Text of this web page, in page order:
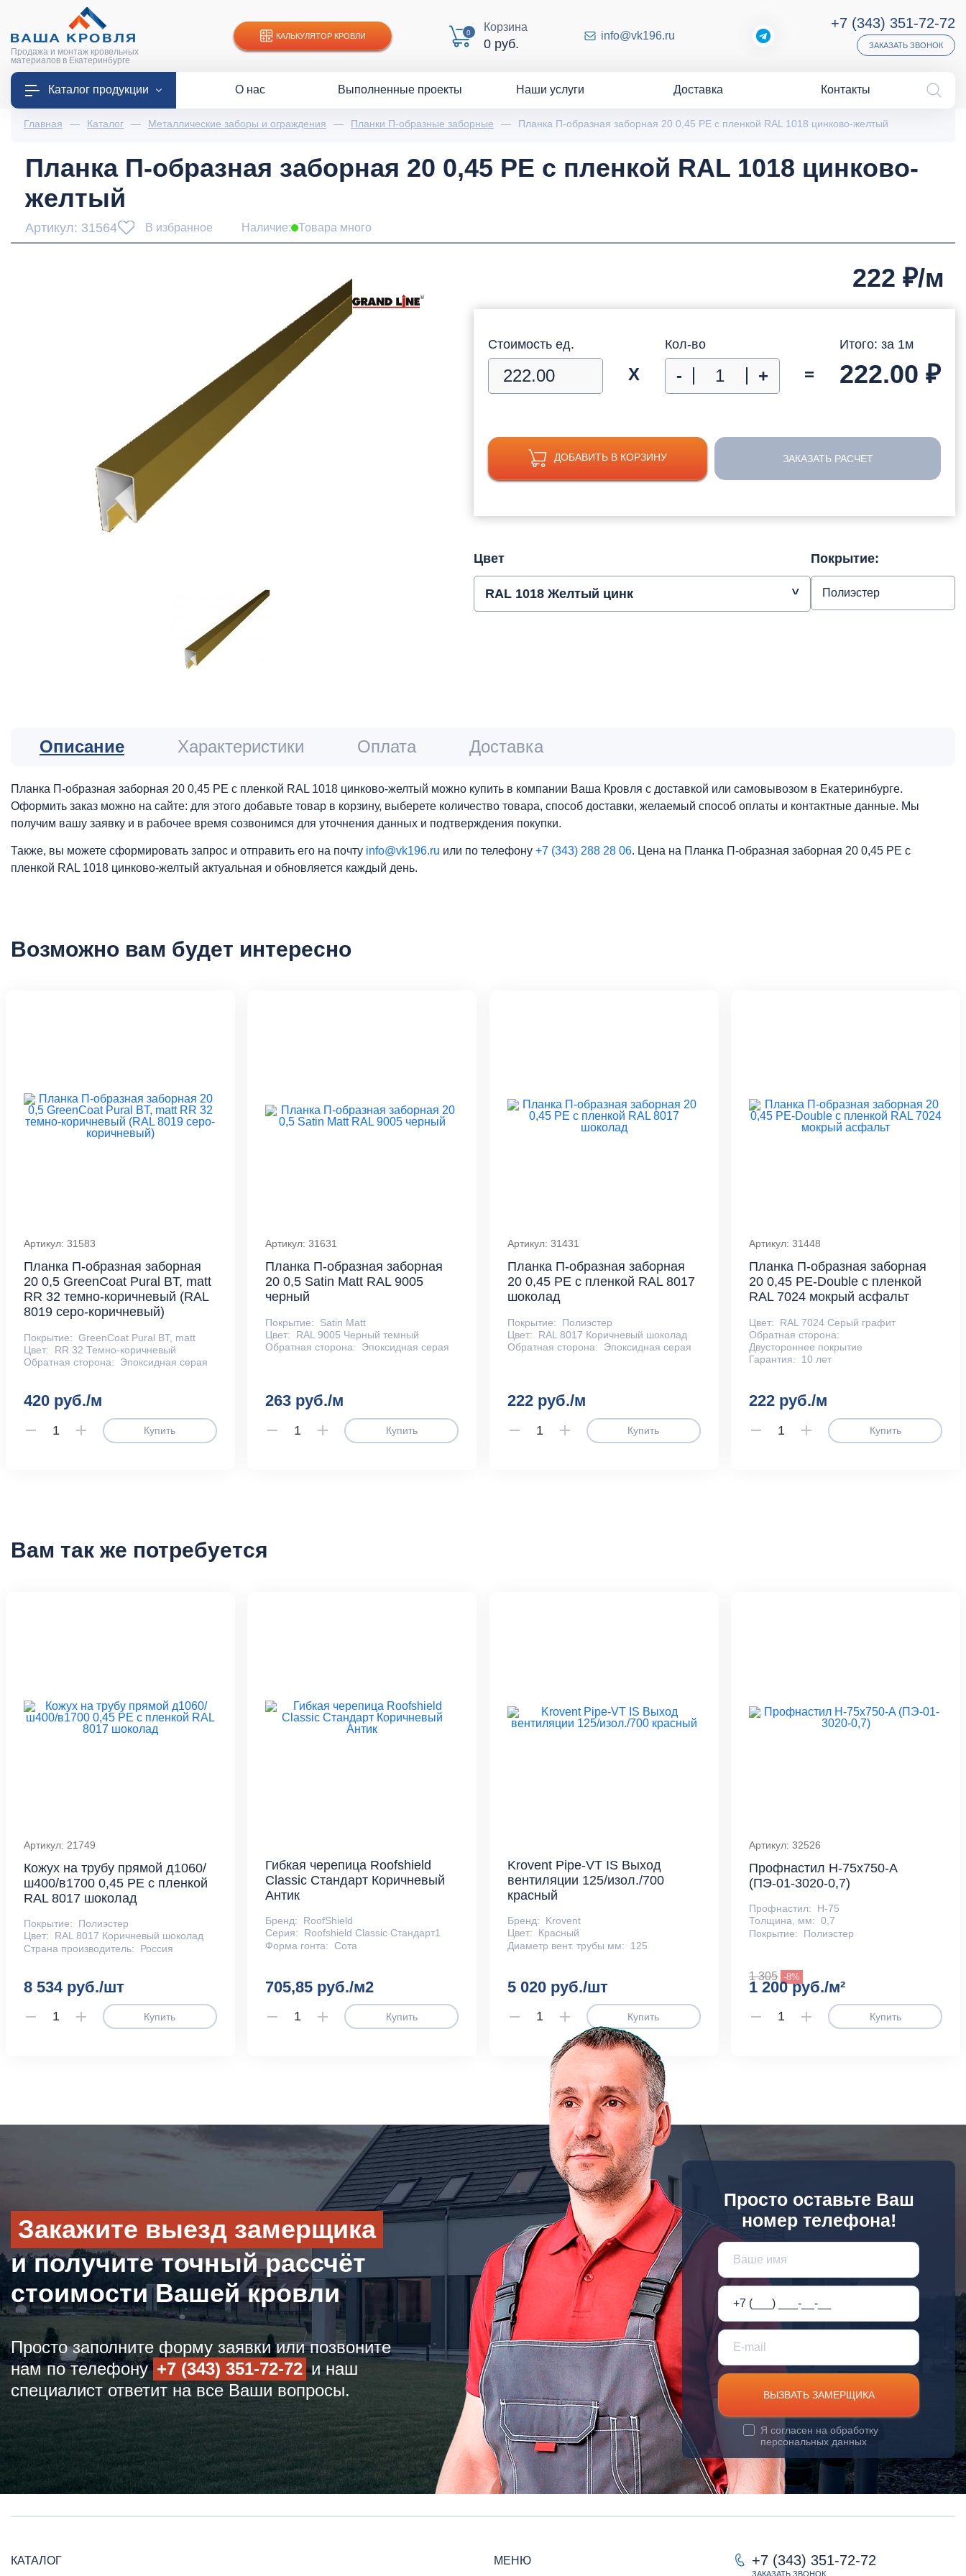
Продажа и монтаж кровельных
материалов в Екатеринбурге
КАЛЬКУЛЯТОР КРОВЛИ 0 Корзина
0 руб.
info@vk196.ru
+7 (343) 351-72-72
ЗАКАЗАТЬ ЗВОНОК
Каталог продукции О нас Выполненные проекты Наши услуги Доставка Контакты
Главная — Каталог — Металлические заборы и ограждения — Планки П-образные заборные — Планка П-образная заборная 20 0,45 PE с пленкой RAL 1018 цинково-желтый
Планка П-образная заборная 20 0,45 PE с пленкой RAL 1018 цинково-
желтый
Артикул: 31564 В избранное Наличие: Товара много
222 ₽/м
Стоимость ед.
Х
Кол-во
- + =
Итого: за 1м
222.00 ₽
ДОБАВИТЬ В КОРЗИНУ ЗАКАЗАТЬ РАСЧЕТ
Цвет
RAL 1018 Желтый цинк
Покрытие:
Полиэстер
Описание Характеристики Оплата Доставка
Планка П-образная заборная 20 0,45 PE с пленкой RAL 1018 цинково-желтый можно купить в компании Ваша Кровля с доставкой или самовывозом в Екатеринбурге.
Оформить заказ можно на сайте: для этого добавьте товар в корзину, выберете количество товара, способ доставки, желаемый способ оплаты и контактные данные. Мы
получим вашу заявку и в рабочее время созвонимся для уточнения данных и подтверждения покупки.
Также, вы можете сформировать запрос и отправить его на почту info@vk196.ru или по телефону +7 (343) 288 28 06. Цена на Планка П-образная заборная 20 0,45 PE с
пленкой RAL 1018 цинково-желтый актуальная и обновляется каждый день.
Возможно вам будет интересно
Артикул: 31583
Планка П-образная заборная
20 0,5 GreenCoat Pural BT, matt
RR 32 темно-коричневый (RAL
8019 серо-коричневый)
Покрытие: GreenCoat Pural BT, matt
Цвет:
RR 32 Темно-коричневый
Обратная сторона:
Эпоксидная серая
420 руб./м
Купить
Артикул: 31631
Планка П-образная заборная
20 0,5 Satin Мatt RAL 9005
черный
Покрытие:
Satin Matt
Цвет:
RAL 9005 Черный темный
Обратная сторона:
Эпоксидная серая
263 руб./м
Купить
Артикул: 31431
Планка П-образная заборная
20 0,45 PE с пленкой RAL 8017
шоколад
Покрытие:
Полиэстер
Цвет:
RAL 8017 Коричневый шоколад
Обратная сторона:
Эпоксидная серая
222 руб./м
Купить
Артикул: 31448
Планка П-образная заборная
20 0,45 PE-Double с пленкой
RAL 7024 мокрый асфальт
Цвет:
RAL 7024 Серый графит
Обратная сторона:
Двустороннее покрытие
Гарантия:
10 лет
222 руб./м
Купить
Вам так же потребуется
Артикул: 21749
Кожух на трубу прямой д1060/
ш400/в1700 0,45 PE с пленкой
RAL 8017 шоколад
Покрытие:
Полиэстер
Цвет:
RAL 8017 Коричневый шоколад
Страна производитель:
Россия
8 534 руб./шт
Купить
Гибкая черепица Roofshield
Classic Стандарт Коричневый
Антик
Бренд:
RoofShield
Серия:
Roofshield Classic Стандарт1
Форма гонта: Сота
705,85 руб./м2
Купить
Krovent Pipe-VT IS Выход
вентиляции 125/изол./700
красный
Бренд:
Krovent
Цвет:
Красный
Диаметр вент. трубы мм:
125
5 020 руб./шт
Купить
Артикул: 32526
Профнастил Н-75x750-A
(ПЭ-01-3020-0,7)
Профнастил:
Н-75
Толщина, мм: 0,7
Покрытие:
Полиэстер
1 305 -8%
1 200 руб./м²
Купить
Закажите выезд замерщика
и получите точный рассчёт
стоимости Вашей кровли
Просто заполните форму заявки или позвоните
нам по телефону +7 (343) 351-72-72и наш
специалист ответит на все Ваши вопросы.
Просто оставьте Ваш
номер телефона!
ВЫЗВАТЬ ЗАМЕРЩИКА
Я согласен на обработку
персональных данных
КАТАЛОГ МЕНЮ +7 (343) 351-72-72
ЗАКАЗАТЬ ЗВОНОК